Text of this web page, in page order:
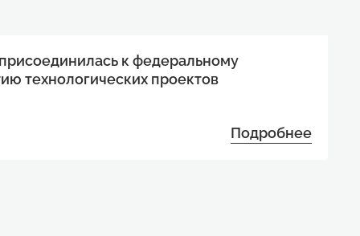
к федеральному
технологических проектов
Подробнее